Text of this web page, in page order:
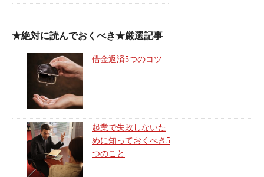
★絶対に読んでおくべき★厳選記事
借金返済5つのコツ
起業で失敗しないた
めに知っておくべき5
つのこと